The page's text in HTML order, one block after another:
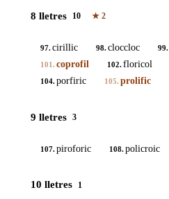
8 lletres 10 ★ 2
97.cirillic 98.cloccloc 99.
101. coprofil 102.floricol
104.porfiric 105. prolific
9 lletres 3
107.piroforic 108.policroic
10 lletres 1